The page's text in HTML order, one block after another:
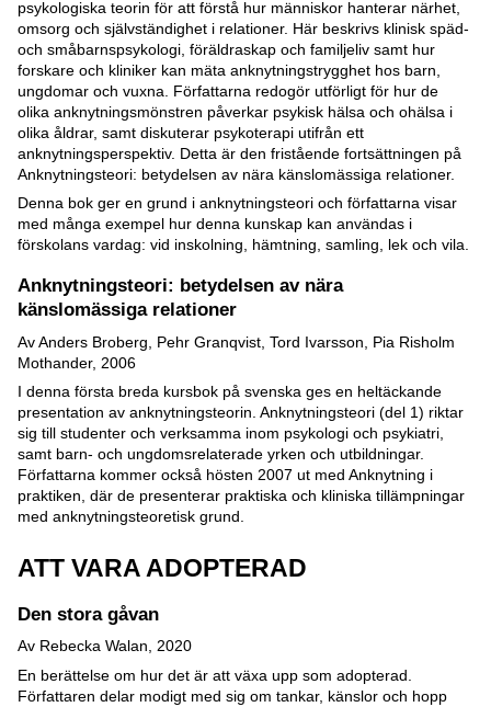
psykologiska teorin för att förstå hur människor hanterar närhet,
omsorg och självständighet i relationer. Här beskrivs klinisk späd-
och småbarnspsykologi, föräldraskap och familjeliv samt hur
forskare och kliniker kan mäta anknytningstrygghet hos barn,
ungdomar och vuxna. Författarna redogör utförligt för hur de
olika anknytningsmönstren påverkar psykisk hälsa och ohälsa i
olika åldrar, samt diskuterar psykoterapi utifrån ett
anknytningsperspektiv. Detta är den fristående fortsättningen på
Anknytningsteori: betydelsen av nära känslomässiga relationer.
Denna bok ger en grund i anknytningsteori och författarna visar
med många exempel hur denna kunskap kan användas i
förskolans vardag: vid inskolning, hämtning, samling, lek och vila.
Anknytningsteori: betydelsen av nära
känslomässiga relationer
Av Anders Broberg, Pehr Granqvist, Tord Ivarsson, Pia Risholm
Mothander, 2006
I denna första breda kursbok på svenska ges en heltäckande
presentation av anknytningsteorin. Anknytningsteori (del 1) riktar
sig till studenter och verksamma inom psykologi och psykiatri,
samt barn- och ungdomsrelaterade yrken och utbildningar.
Författarna kommer också hösten 2007 ut med Anknytning i
praktiken, där de presenterar praktiska och kliniska tillämpningar
med anknytningsteoretisk grund.
ATT VARA ADOPTERAD
Den stora gåvan
Av Rebecka Walan, 2020
En berättelse om hur det är att växa upp som adopterad.
Författaren delar modigt med sig om tankar, känslor och hopp